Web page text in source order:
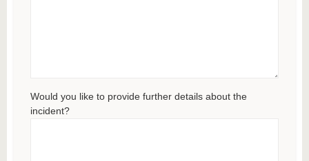
Would you like to provide further details about the
incident?